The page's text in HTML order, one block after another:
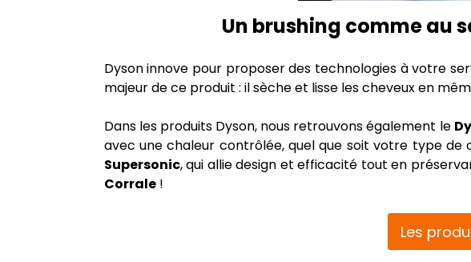
Un brushing comme au
Dyson innove pour proposer des technologies à votre
majeur de ce produit : il sèche et lisse les cheveux en
Dans les produits Dyson, nous retrouvons également le
avec une chaleur contrôlée, quel que soit votre type
Supersonic, qui allie design et efficacité tout en
Corrale!
Les